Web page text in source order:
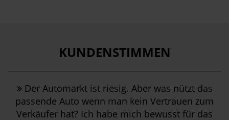
KUNDENSTIMMEN
Der Automarkt ist riesig. Aber was nützt das
passende Auto wenn man kein Vertrauen zum
Verkäufer hat? Ich habe mich bewusst für das